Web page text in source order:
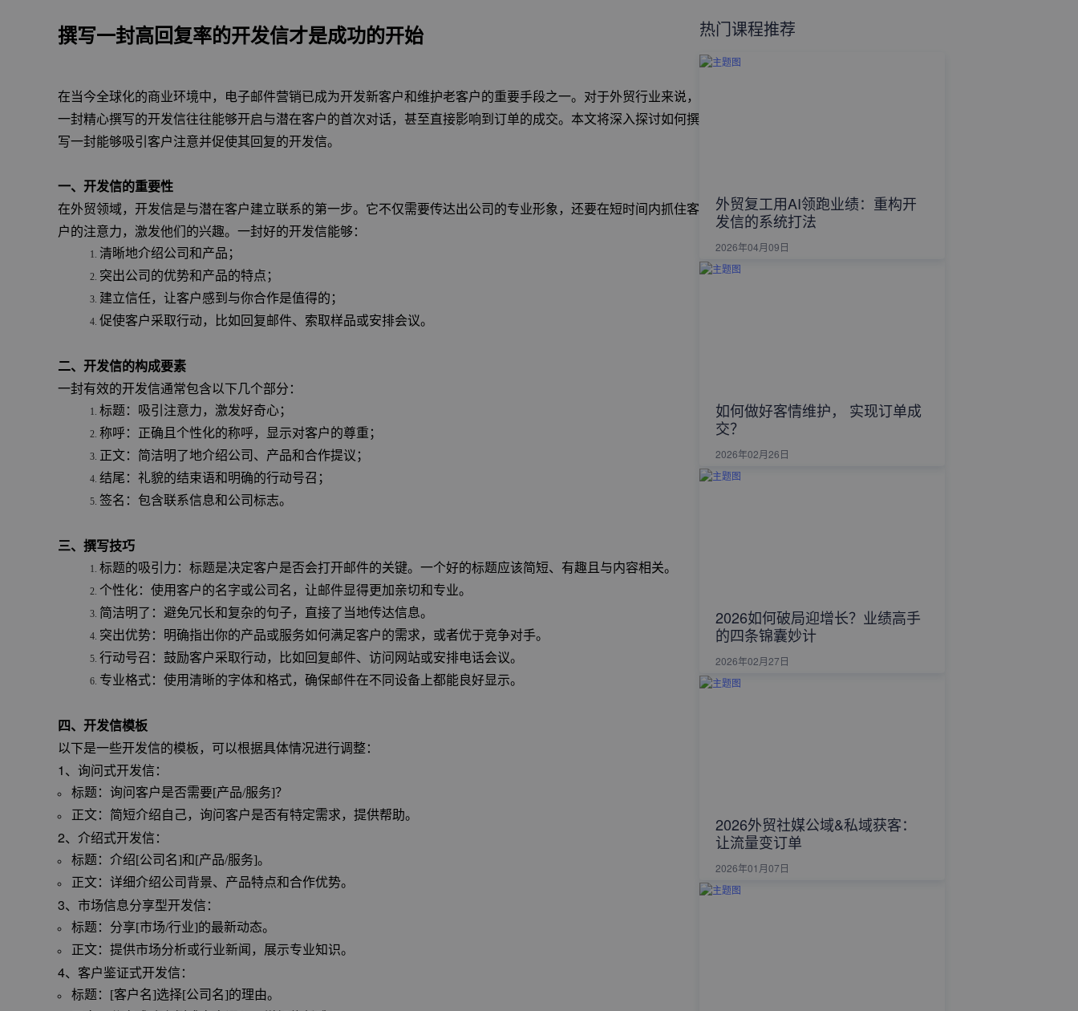
撰写一封高回复率的开发信才是成功的开始
在当今全球化的商业环境中，电子邮件营销已成为开发新客户和维护老客户的重要手段之一。对于外贸行业来说，
一封精心撰写的开发信往往能够开启与潜在客户的首次对话，甚至直接影响到订单的成交。本文将深入探讨如何撰
写一封能够吸引客户注意并促使其回复的开发信。
一、开发信的重要性
在外贸领域，开发信是与潜在客户建立联系的第一步。它不仅需要传达出公司的专业形象，还要在短时间内抓住客
户的注意力，激发他们的兴趣。一封好的开发信能够：
清晰地介绍公司和产品；
突出公司的优势和产品的特点；
建立信任，让客户感到与你合作是值得的；
促使客户采取行动，比如回复邮件、索取样品或安排会议。
二、开发信的构成要素
一封有效的开发信通常包含以下几个部分：
标题：吸引注意力，激发好奇心；
称呼：正确且个性化的称呼，显示对客户的尊重；
正文：简洁明了地介绍公司、产品和合作提议；
结尾：礼貌的结束语和明确的行动号召；
签名：包含联系信息和公司标志。
三、撰写技巧
标题的吸引力：标题是决定客户是否会打开邮件的关键。一个好的标题应该简短、有趣且与内容相关。
个性化：使用客户的名字或公司名，让邮件显得更加亲切和专业。
简洁明了：避免冗长和复杂的句子，直接了当地传达信息。
突出优势：明确指出你的产品或服务如何满足客户的需求，或者优于竞争对手。
行动号召：鼓励客户采取行动，比如回复邮件、访问网站或安排电话会议。
专业格式：使用清晰的字体和格式，确保邮件在不同设备上都能良好显示。
四、开发信模板
以下是一些开发信的模板，可以根据具体情况进行调整：
1、询问式开发信：
标题：询问客户是否需要[产品/服务]？
正文：简短介绍自己，询问客户是否有特定需求，提供帮助。
2、介绍式开发信：
标题：介绍[公司名]和[产品/服务]。
正文：详细介绍公司背景、产品特点和合作优势。
3、市场信息分享型开发信：
标题：分享[市场/行业]的最新动态。
正文：提供市场分析或行业新闻，展示专业知识。
4、客户鉴证式开发信：
标题：[客户名]选择[公司名]的理由。
热门课程推荐
外贸复工用AI领跑业绩：重构开
发信的系统打法
2026年04月09日
如何做好客情维护， 实现订单成
交？
2026年02月26日
2026如何破局迎增长？业绩高手
的四条锦囊妙计
2026年02月27日
2026外贸社媒公域&私域获客：
让流量变订单
2026年01月07日